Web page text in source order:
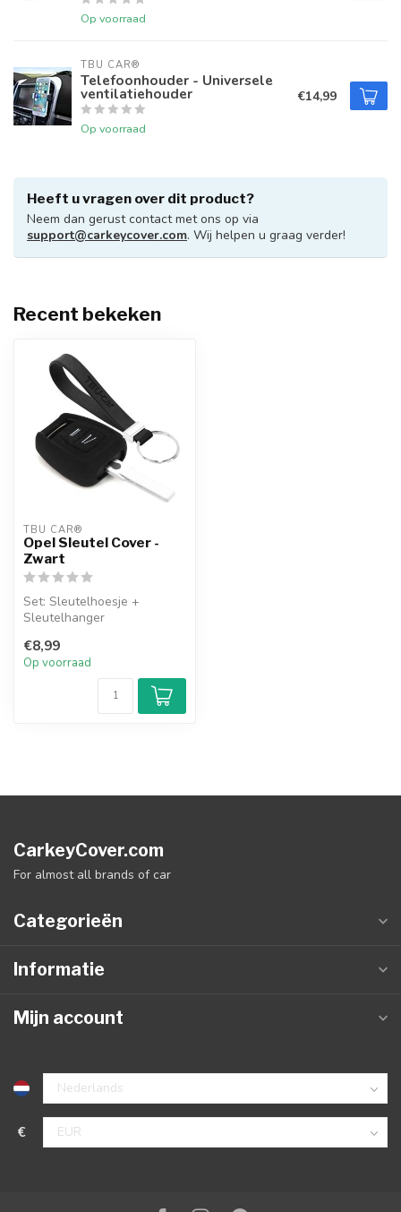
Op voorraad
TBU CAR®
Telefoonhouder - Universele
ventilatiehouder
Op voorraad
€14,99
Heeft u vragen over dit product?
Neem dan gerust contact met ons op via
support@carkeycover.com. Wij helpen u graag verder!
Recent bekeken
TBU CAR®
Opel Sleutel Cover -
Zwart
Set: Sleutelhoesje +
Sleutelhanger
€8,99
Op voorraad
CarkeyCover.com
For almost all brands of car
Categorieën
Informatie
Mijn account
€